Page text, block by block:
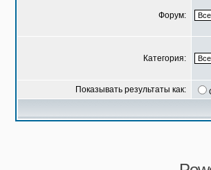
Форум:
Категория:
Показывать результаты как: